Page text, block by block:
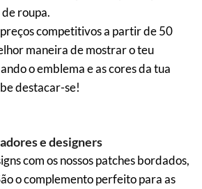
roupa.
competitivos a partir de 50
maneira de mostrar o teu
o emblema e as cores da tua
destacar-se!
e designers
com os nossos patches bordados,
o complemento perfeito para as